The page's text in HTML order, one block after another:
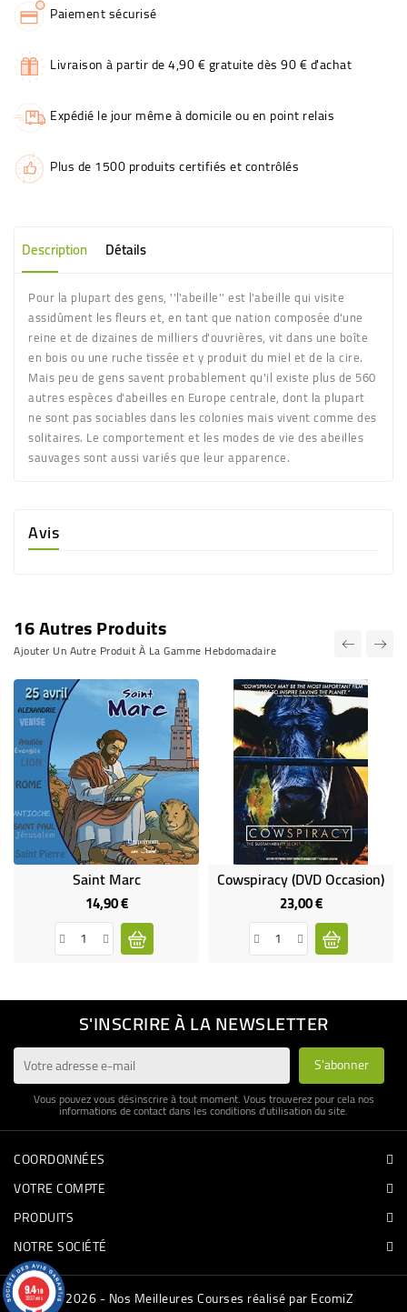
Paiement sécurisé
Livraison à partir de 4,90 € gratuite dès 90 € d'achat
Expédié le jour même à domicile ou en point relais
Plus de 1500 produits certifiés et contrôlés
Description Détails
Pour la plupart des gens, ''l'abeille'' est l'abeille qui visite
assidûment les fleurs et, en tant que nation composée d'une
reine et de dizaines de milliers d'ouvrières, vit dans une boîte
en bois ou une ruche tissée et y produit du miel et de la cire.
Mais peu de gens savent probablement qu'il existe plus de 560
autres espèces d'abeilles en Europe centrale, dont la plupart
ne sont pas sociables dans les colonies mais vivent comme des
solitaires. Le comportement et les modes de vie des abeilles
sauvages sont aussi variés que leur apparence.
Avis
16 Autres Produits
Ajouter Un Autre Produit À La Gamme Hebdomadaire
Saint Marc
14,90 €Prix
Cowspiracy (DVD Occasion)
23,00 €Prix
S'INSCRIRE À LA NEWSLETTER
Vous pouvez vous désinscrire à tout moment. Vous trouverez pour cela nos
informations de contact dans les conditions d'utilisation du site.
COORDONNÉES
VOTRE COMPTE
PRODUITS
NOTRE SOCIÉTÉ
© 2026 - Nos Meilleures Courses réalisé par EcomiZ
9.4/10
3337 avis